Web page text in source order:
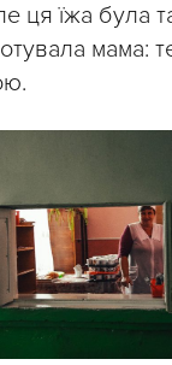
ця їжа була
мама: